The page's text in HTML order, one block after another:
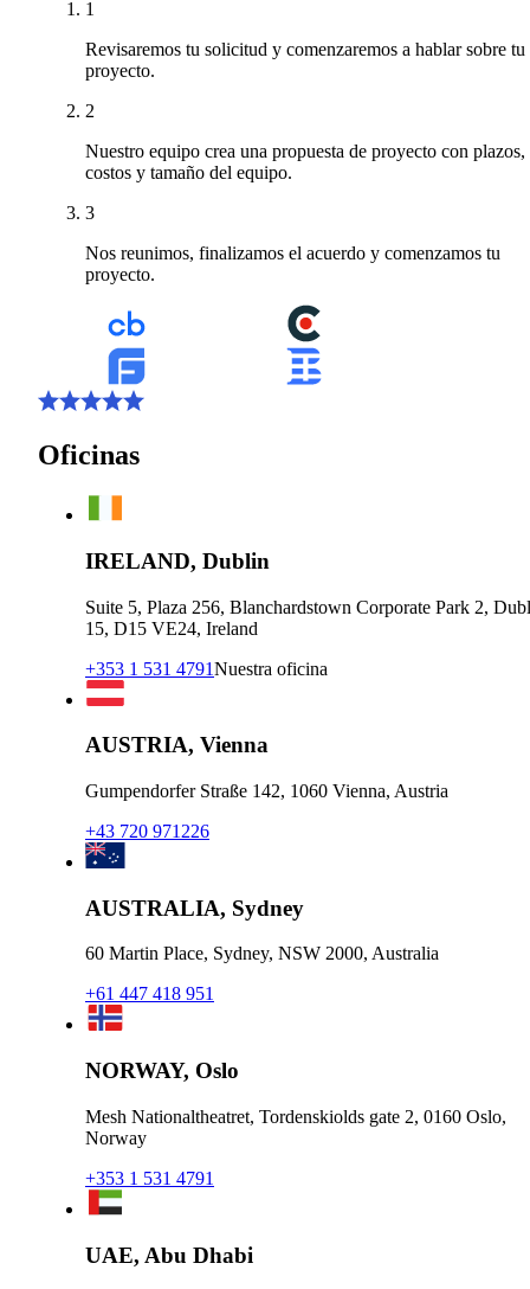
1
Revisaremos tu solicitud y comenzaremos a hablar sobre tu
proyecto.
2
Nuestro equipo crea una propuesta de proyecto con plazos,
costos y tamaño del equipo.
3
Nos reunimos, finalizamos el acuerdo y comenzamos tu
proyecto.
Oficinas
IRELAND, Dublin
Suite 5, Plaza 256, Blanchardstown Corporate Park 2,
15, D15 VE24, Ireland
+353 1 531 4791Nuestra oficina
AUSTRIA, Vienna
Gumpendorfer Straße 142, 1060 Vienna, Austria
+43 720 971226
AUSTRALIA, Sydney
60 Martin Place, Sydney, NSW 2000, Australia
+61 447 418 951
NORWAY, Oslo
Mesh Nationaltheatret, Tordenskiolds gate 2, 0160 Oslo,
Norway
+353 1 531 4791
UAE, Abu Dhabi